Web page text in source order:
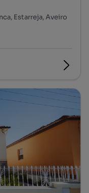
Estarreja, Aveiro